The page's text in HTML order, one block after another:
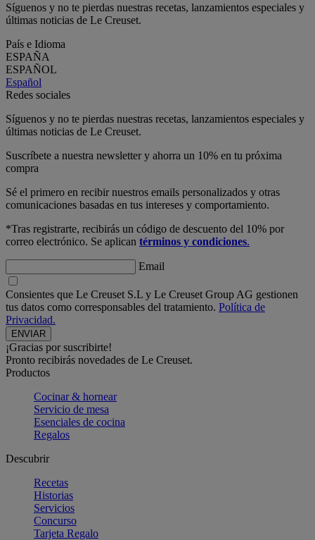
Síguenos y no te pierdas nuestras recetas, lanzamientos especiales y
últimas noticias de Le Creuset.
País e Idioma
ESPAÑA
ESPAÑOL
Español
Redes sociales
Síguenos y no te pierdas nuestras recetas, lanzamientos especiales y
últimas noticias de Le Creuset.
Suscríbete a nuestra newsletter y ahorra un 10% en tu próxima
compra
Sé el primero en recibir nuestros emails personalizados y otras
comunicaciones basadas en tus intereses y comportamiento.
*Tras registrarte, recibirás un código de descuento del 10% por
correo electrónico. Se aplican términos y condiciones.
Email
Consientes que Le Creuset S.L y Le Creuset Group AG gestionen
tus datos como corresponsables del tratamiento. Política de
Privacidad.
¡Gracias por suscribirte!
Pronto recibirás novedades de Le Creuset.
Productos
Cocinar & hornear
Servicio de mesa
Esenciales de cocina
Regalos
Descubrir
Recetas
Historias
Servicios
Concurso
Tarjeta Regalo